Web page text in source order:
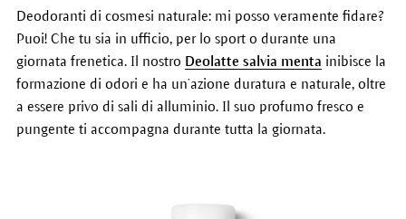
Deodoranti di cosmesi naturale: mi posso veramente fidare?
Puoi! Che tu sia in ufficio, per lo sport o durante una
giornata frenetica. Il nostro Deolatte salvia menta inibisce la
formazione di odori e ha un’azione duratura e naturale, oltre
a essere privo di sali di alluminio. Il suo profumo fresco e
pungente ti accompagna durante tutta la giornata.